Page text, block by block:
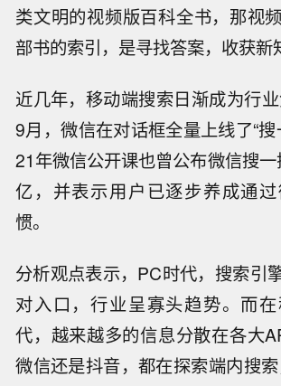
类文明的视频版百科全书，那视
部书的索引，是寻找答案，收获新
近几年，移动端搜索日渐成为行
9月，微信在对话框全量上线了“
21年微信公开课也曾公布微信搜
亿，并表示用户已逐步养成通
惯。
分析观点表示，PC时代，搜索引
对入口，行业呈寡头趋势。而
代，越来越多的信息分散在各大
微信还是抖音，都在探索端内搜